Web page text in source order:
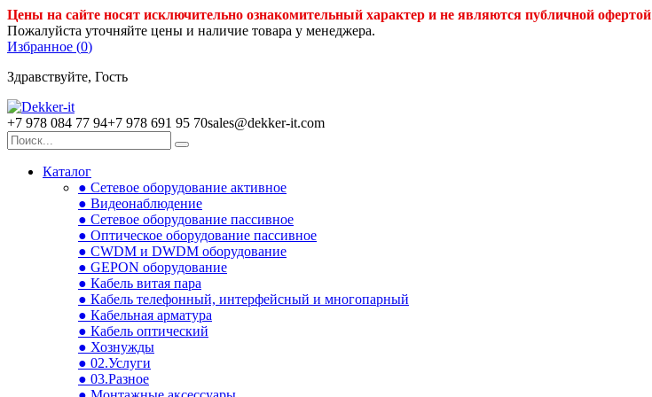
Цены на сайте носят исключительно ознакомительный характер и не являются публичной офертой
Пожалуйста уточняйте цены и наличие товара у менеджера.
Избранное (0)
Здравствуйте, Гость
+7 978 084 77 94+7 978 691 95 70sales@dekker-it.com
Каталог
● Сетевое оборудование активное
● Видеонаблюдение
● Сетевое оборудование пассивное
● Оптическое оборудование пассивное
● CWDM и DWDM оборудование
● GEPON оборудование
● Кабель витая пара
● Кабель телефонный, интерфейсный и многопарный
● Кабельная арматура
● Кабель оптический
● Хознужды
● 02.Услуги
● 03.Разное